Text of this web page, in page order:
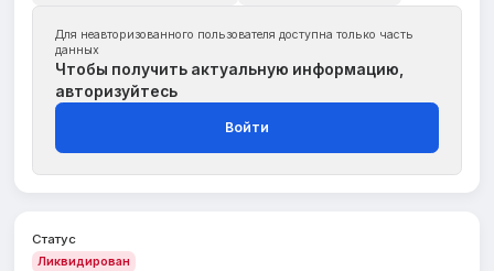
Для неавторизованного пользователя доступна только часть
данных
Чтобы получить актуальную информацию,
авторизуйтесь
Войти
Статус
Ликвидирован